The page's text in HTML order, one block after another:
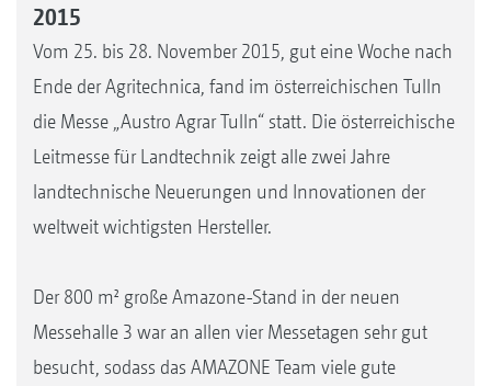
2015
Vom 25. bis 28. November 2015, gut eine Woche nach
Ende der Agritechnica, fand im österreichischen Tulln
die Messe „Austro Agrar Tulln“ statt. Die österreichische
Leitmesse für Landtechnik zeigt alle zwei Jahre
landtechnische Neuerungen und Innovationen der
weltweit wichtigsten Hersteller.
Der 800 m² große Amazone-Stand in der neuen
Messehalle 3 war an allen vier Messetagen sehr gut
besucht, sodass das AMAZONE Team viele gute